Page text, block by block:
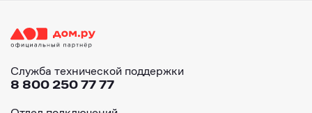
Служба технической поддержки
8 800 250 77 77